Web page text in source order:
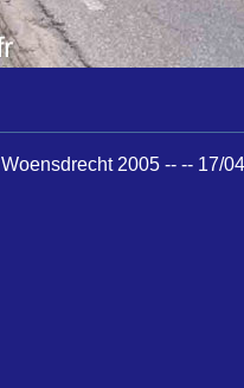
Woensdrecht 2005 -- -- 17/